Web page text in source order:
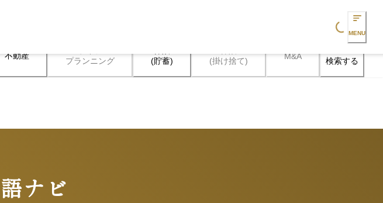
Loading... MENU
不動産
プランニング
(貯蓄)
(掛け捨て)
M&A 検索する
ナビ